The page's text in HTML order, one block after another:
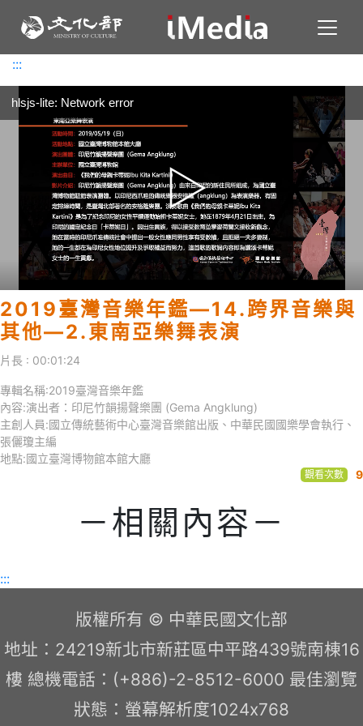
:::
:::
hlsjs-lite: Network error
2019臺灣音樂年鑑—14.跨界音樂與
其他—2.東南亞樂舞表演
片長 : 00:01:24
觀看次數 9
專輯名稱:2019臺灣音樂年鑑
內容:演出者：印尼竹韻揚聲樂團 (Gema Angklung)
主創人員:國立傳統藝術中心臺灣音樂館出版、中華民國國樂學會執行、
張儷瓊主編
地點:國立臺灣博物館本館大廳
－相關內容－
:::
版權所有 © 中華民國文化部
地址：24219新北市新莊區中平路439號南棟16
樓 總機電話：(+886)-2-8512-6000 最佳瀏覽
狀態：螢幕解析度1024x768